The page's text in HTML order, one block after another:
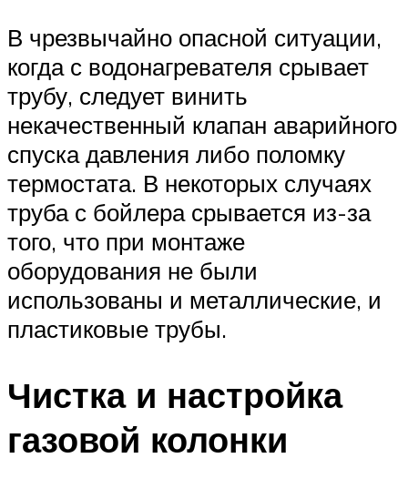
В чрезвычайно опасной ситуации,
когда с водонагревателя срывает
трубу, следует винить
некачественный клапан аварийного
спуска давления либо поломку
термостата. В некоторых случаях
труба с бойлера срывается из-за
того, что при монтаже
оборудования не были
использованы и металлические, и
пластиковые трубы.
Чистка и настройка
газовой колонки